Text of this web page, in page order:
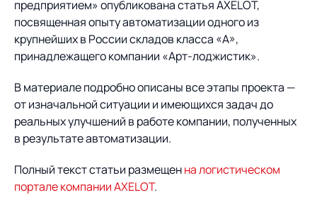
Управление перевозками
и транспортным парком
Интегрированное
Управление
контейнерным
терминалом
Логистический
консалтинг
Роботизация
Оборудование для склада
AXELOT AI
Автоматизация
процессов
Постпроектное
сопровождение
Облачные сервисы
Формирование центров
Новости
Мероприятия
Архив мероприятий
Проекты
Проекты
Контакты
Контакты
Академия
Предложение для
учебных заведений
База знаний
предприятием» опубликована статья AXELOT,
посвященная опыту автоматизации одного из
крупнейших в России складов класса «А»,
принадлежащего компании «Арт-лоджистик».
В материале подробно описаны все этапы проекта —
от изначальной ситуации и имеющихся задач до
реальных улучшений в работе компании, полученных
в результате автоматизации.
Полный текст статьи размещенна логистическом
портале компании AXELOT.